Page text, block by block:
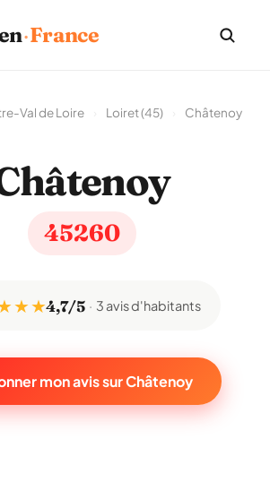
·France
Val de Loire Loiret (45) Châtenoy
45260
★ ★4,7/5 3 avis d'habitants
mon avis sur Châtenoy